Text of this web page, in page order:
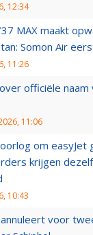
12:34
MAX maakt
Somon Air
11:26
officiële naam
11:06
om easyJet
krijgen
10:43
voor